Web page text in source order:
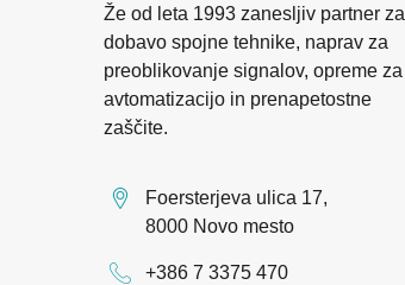
Že od leta 1993 zanesljiv partner za
dobavo spojne tehnike, naprav za
preoblikovanje signalov, opreme za
avtomatizacijo in prenapetostne
zaščite.
Foersterjeva ulica 17,
8000 Novo mesto
+386 7 3375 470